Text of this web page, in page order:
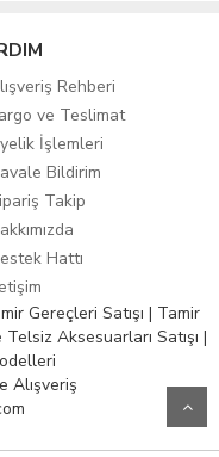
Rehberi
ve Teslimat
İşlemleri
Bildirim
Takip
Hattı
Gereçleri Satışı | Tamir
Aksesuarları Satışı |
Alışveriş